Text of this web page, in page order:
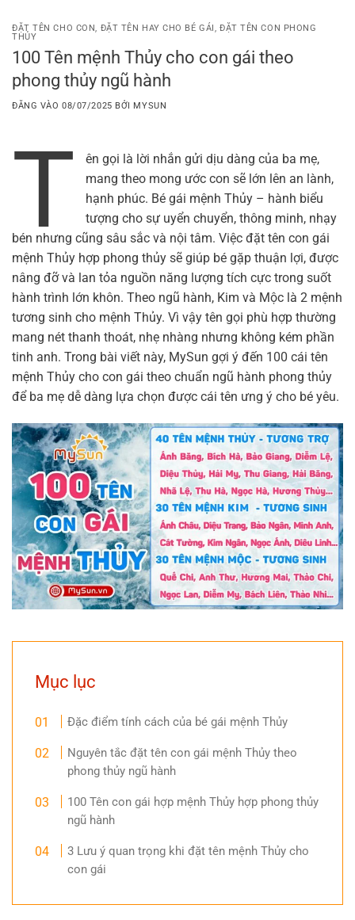
qua
nội
dung
ĐẶT TÊN CHO CON, ĐẶT TÊN HAY CHO BÉ GÁI, ĐẶT TÊN CON PHONG
THỦY
100 Tên mệnh Thủy cho con gái theo
phong thủy ngũ hành
ĐĂNG VÀO08/07/2025 BỞI MYSUN
T
ên gọi là lời nhắn gửi dịu dàng của ba mẹ,
mang theo mong ước con sẽ lớn lên an lành,
hạnh phúc. Bé gái mệnh Thủy – hành biểu
tượng cho sự uyển chuyển, thông minh, nhạy
bén nhưng cũng sâu sắc và nội tâm. Việc đặt tên con gái
mệnh Thủy hợp phong thủy sẽ giúp bé gặp thuận lợi, được
nâng đỡ và lan tỏa nguồn năng lượng tích cực trong suốt
hành trình lớn khôn. Theo ngũ hành, Kim và Mộc là 2 mệnh
tương sinh cho mệnh Thủy. Vì vậy tên gọi phù hợp thường
mang nét thanh thoát, nhẹ nhàng nhưng không kém phần
tinh anh. Trong bài viết này, MySun gợi ý đến 100 cái tên
mệnh Thủy cho con gái theo chuẩn ngũ hành phong thủy
để ba mẹ dễ dàng lựa chọn được cái tên ưng ý cho bé yêu.
Mục lục
Đặc điểm tính cách của bé gái mệnh Thủy
Nguyên tắc đặt tên con gái mệnh Thủy theo
phong thủy ngũ hành
100 Tên con gái hợp mệnh Thủy hợp phong thủy
ngũ hành
3 Lưu ý quan trọng khi đặt tên mệnh Thủy cho
con gái